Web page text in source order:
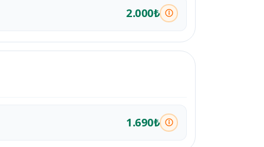
2.000₺
1.690₺